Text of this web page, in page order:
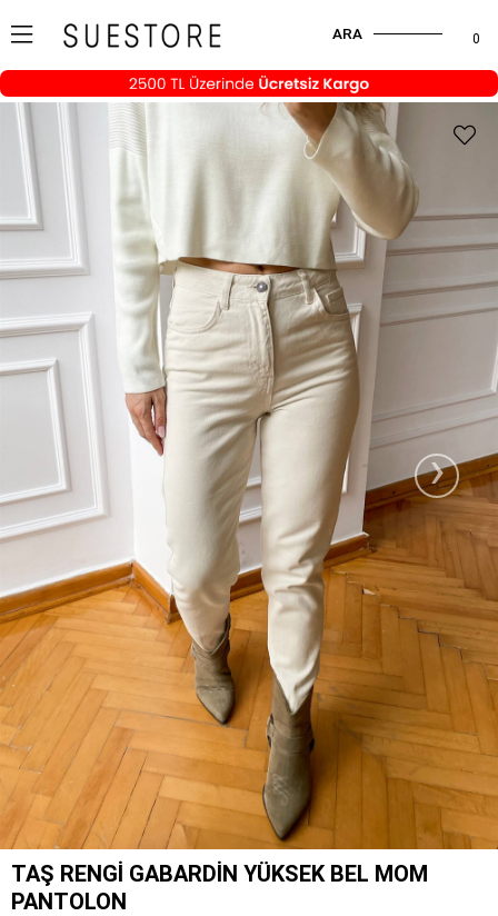
0
ARA
›
TAŞ RENGI GABARDIN YÜKSEK BEL MOM
PANTOLON